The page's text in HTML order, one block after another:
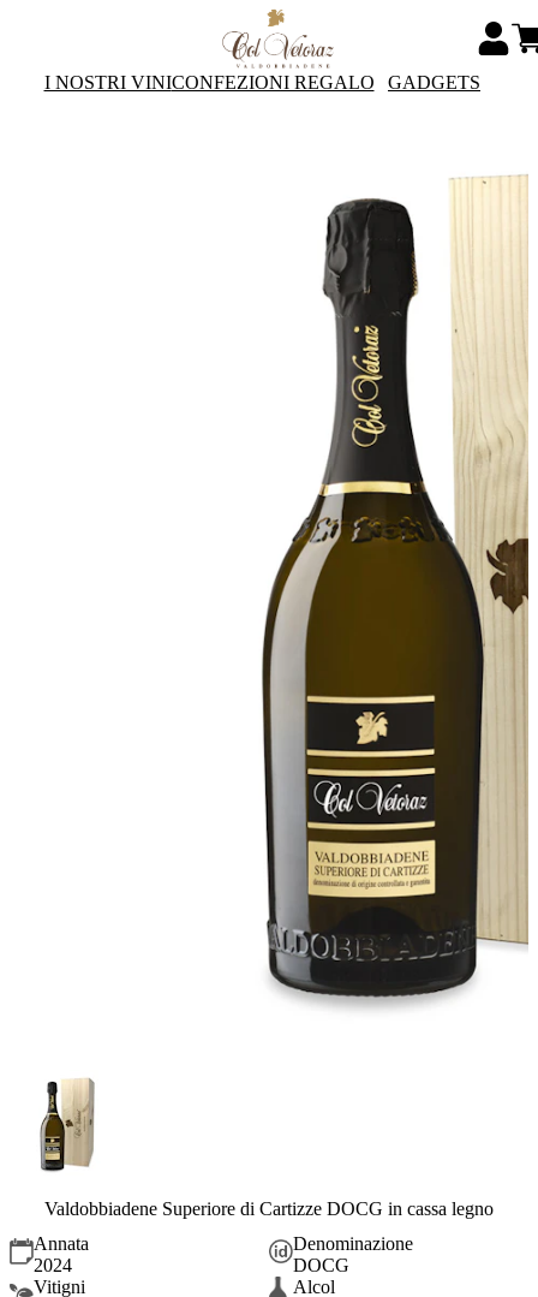
I NOSTRI VINICONFEZIONI REGALO GADGETS
Valdobbiadene Superiore di Cartizze DOCG in cassa legno
Annata
2024
Denominazione
DOCG
Vitigni
Alcol